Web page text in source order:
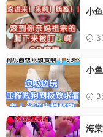
小
3
小
3
海